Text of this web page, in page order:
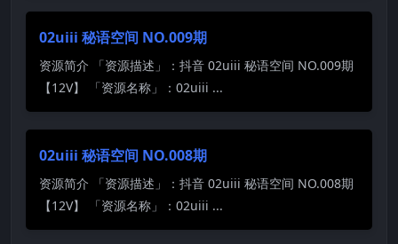
02uiii 秘语空间 NO.009期
资源简介 「资源描述」：抖音 02uiii 秘语空间 NO.009期
【12V】 「资源名称」：02uiii ...
02uiii 秘语空间 NO.008期
资源简介 「资源描述」：抖音 02uiii 秘语空间 NO.008期
【12V】 「资源名称」：02uiii ...